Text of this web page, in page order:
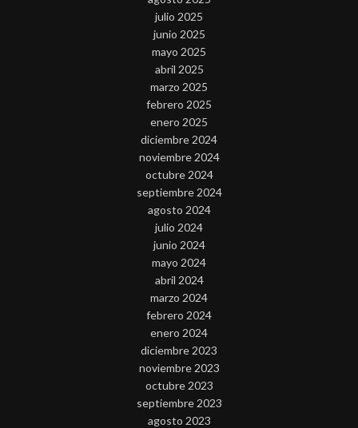
julio 2025
junio 2025
mayo 2025
abril 2025
marzo 2025
febrero 2025
enero 2025
diciembre 2024
noviembre 2024
octubre 2024
septiembre 2024
agosto 2024
julio 2024
junio 2024
mayo 2024
abril 2024
marzo 2024
febrero 2024
enero 2024
diciembre 2023
noviembre 2023
octubre 2023
septiembre 2023
agosto 2023